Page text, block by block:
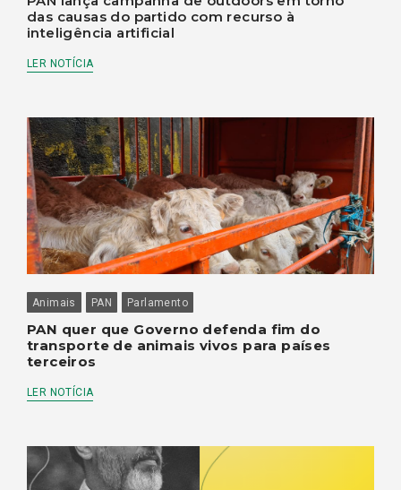
das causas do partido com recurso à
inteligência artificial
LER NOTÍCIA
Animais PAN Parlamento
PAN quer que Governo defenda fim do
transporte de animais vivos para países
terceiros
LER NOTÍCIA